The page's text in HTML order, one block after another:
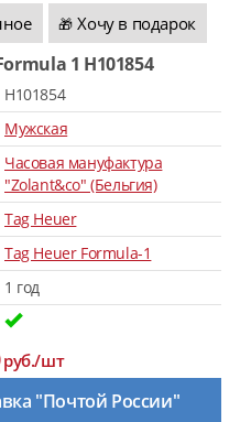
🎁 Хочу в подарок
1 H101854
H101854
Мужская
Часовая мануфактура
"Zolant&co" (Бельгия)
Tag Heuer
Tag Heuer Formula-1
1 год
руб./шт
"Почтой России"